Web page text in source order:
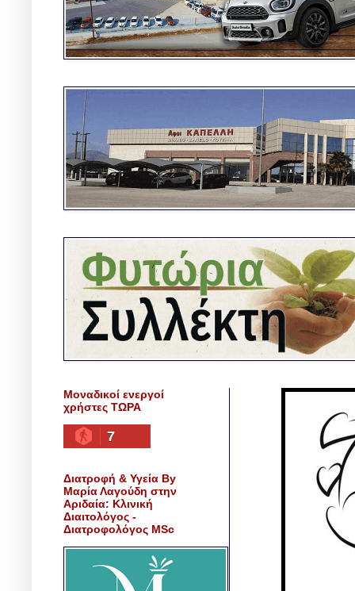
Μοναδικοί ενεργοί
χρήστες ΤΩΡΑ
7
Διατροφή & Υγεία By
Μαρία Λαγούδη στην
Αριδαία: Κλινική
Διαιτολόγος -
Διατροφολόγος MSc